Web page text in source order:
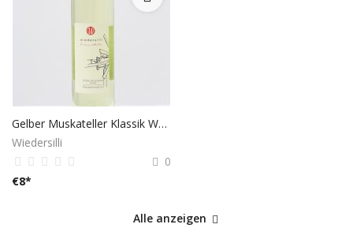
Gelber Muskateller Klassik Weststeiermark DAC 2019
Wiedersilli
0
€8*
Alle anzeigen